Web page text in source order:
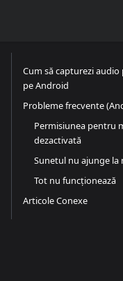
Cum să capturezi
pe Android
Probleme frecvente
Permisiunea pentru
dezactivată
Sunetul nu ajunge la
Tot nu funcționează
Articole Conexe